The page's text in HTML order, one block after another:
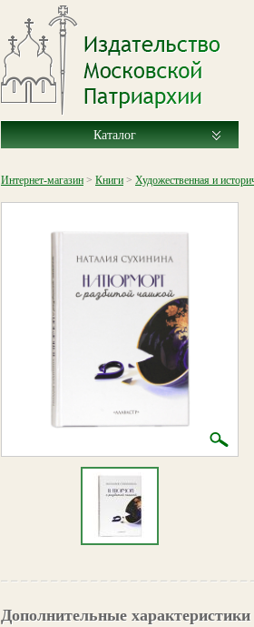
Каталог
Интернет-магазин > Книги > Художественная и
Дополнительные характеристики